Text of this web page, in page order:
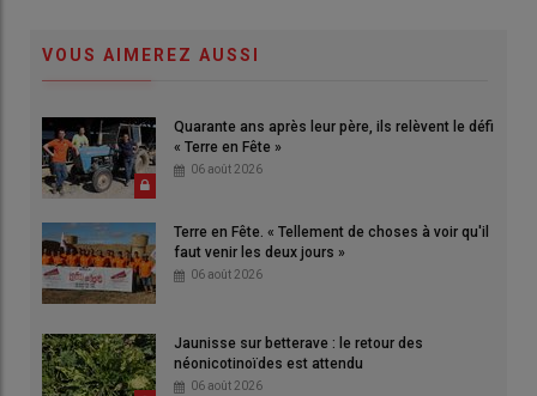
VOUS AIMEREZ AUSSI
Quarante ans après leur père, ils relèvent le défi
« Terre en Fête »
06 août 2026
Terre en Fête. « Tellement de choses à voir qu'il
faut venir les deux jours »
06 août 2026
Jaunisse sur betterave : le retour des
néonicotinoïdes est attendu
06 août 2026